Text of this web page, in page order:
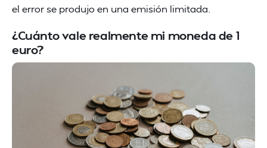
el error se produjo en una emisión limitada.
¿Cuánto vale realmente mi moneda de 1
euro?